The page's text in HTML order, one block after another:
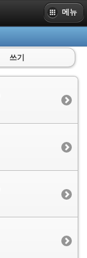
메뉴
쓰기